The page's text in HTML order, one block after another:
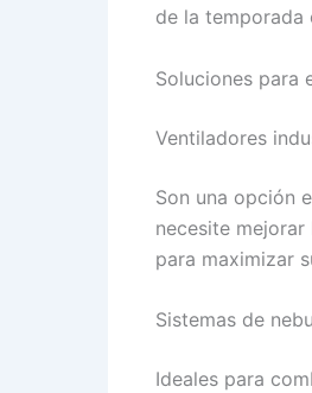
de la temporada
Soluciones para
Ventiladores
Son una opción
necesite
para maximizar
Sistemas de
Ideales para